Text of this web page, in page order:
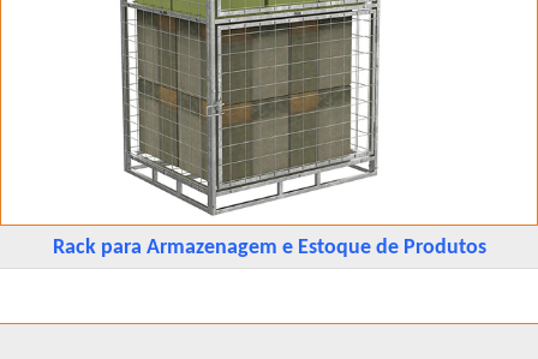
Rack para Armazenagem e Estoque de Produtos